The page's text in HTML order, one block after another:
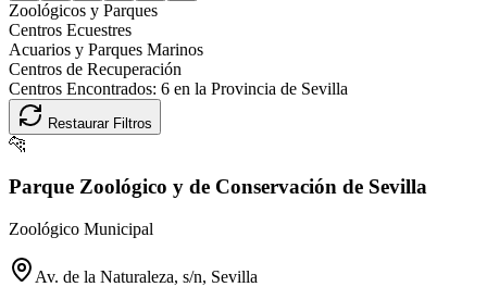
Zoológicos y Parques
Centros Ecuestres
Acuarios y Parques Marinos
Centros de Recuperación
Centros Encontrados: 6 en la Provincia de Sevilla
Restaurar Filtros
🐆
Parque Zoológico y de Conservación de Sevilla
Zoológico Municipal
Av. de la Naturaleza, s/n, Sevilla